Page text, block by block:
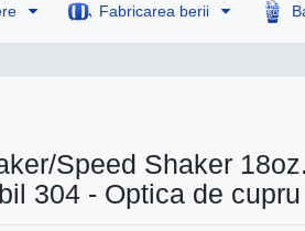
Fabricarea berii
Speed Shaker
304 - Optica de cupru